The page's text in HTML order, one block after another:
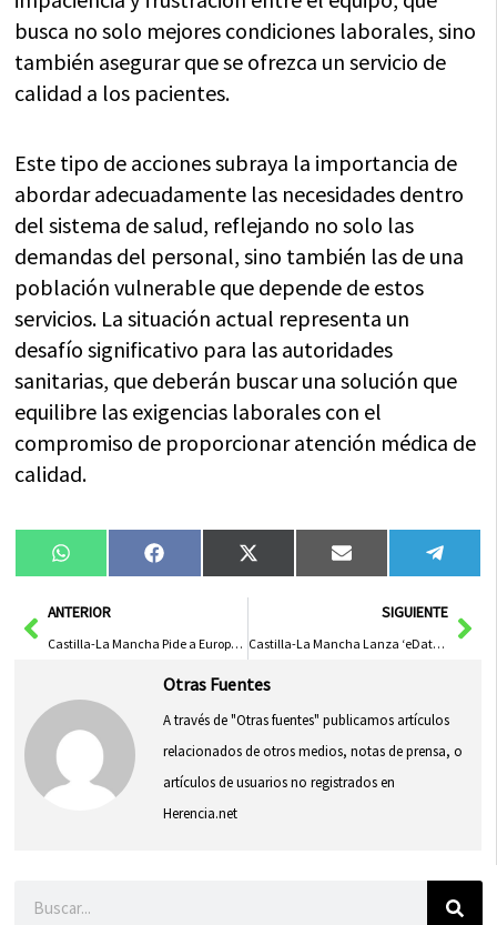
busca no solo mejores condiciones laborales, sino
también asegurar que se ofrezca un servicio de
calidad a los pacientes.
Este tipo de acciones subraya la importancia de
abordar adecuadamente las necesidades dentro
del sistema de salud, reflejando no solo las
demandas del personal, sino también las de una
población vulnerable que depende de estos
servicios. La situación actual representa un
desafío significativo para las autoridades
sanitarias, que deberán buscar una solución que
equilibre las exigencias laborales con el
compromiso de proporcionar atención médica de
calidad.
Compartir
en
WhatsAppCompartir
en
FacebookCompartir
en
X
(Twitter)
Compartir
en
Email
en
AntANTERIOR
Castilla-La Mancha Pide a Europa un Presupuesto Justo para Fondos de Cohesión y PAC en el Próximo Marco Financiero
SIGUIENTE
Castilla-La Mancha Lanza ‘eDatos’ en Colaboración con el Instituto Canario de Estadística
Otras Fuentes
A través de "Otras fuentes" publicamos artículos
relacionados de otros medios, notas de prensa, o
artículos de usuarios no registrados en
Herencia.net